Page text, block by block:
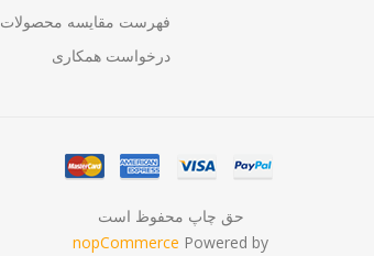
فهرست مقایسه محصولات
درخواست همکاری
حق چاپ محفوظ است
Powered by
nopCommerce